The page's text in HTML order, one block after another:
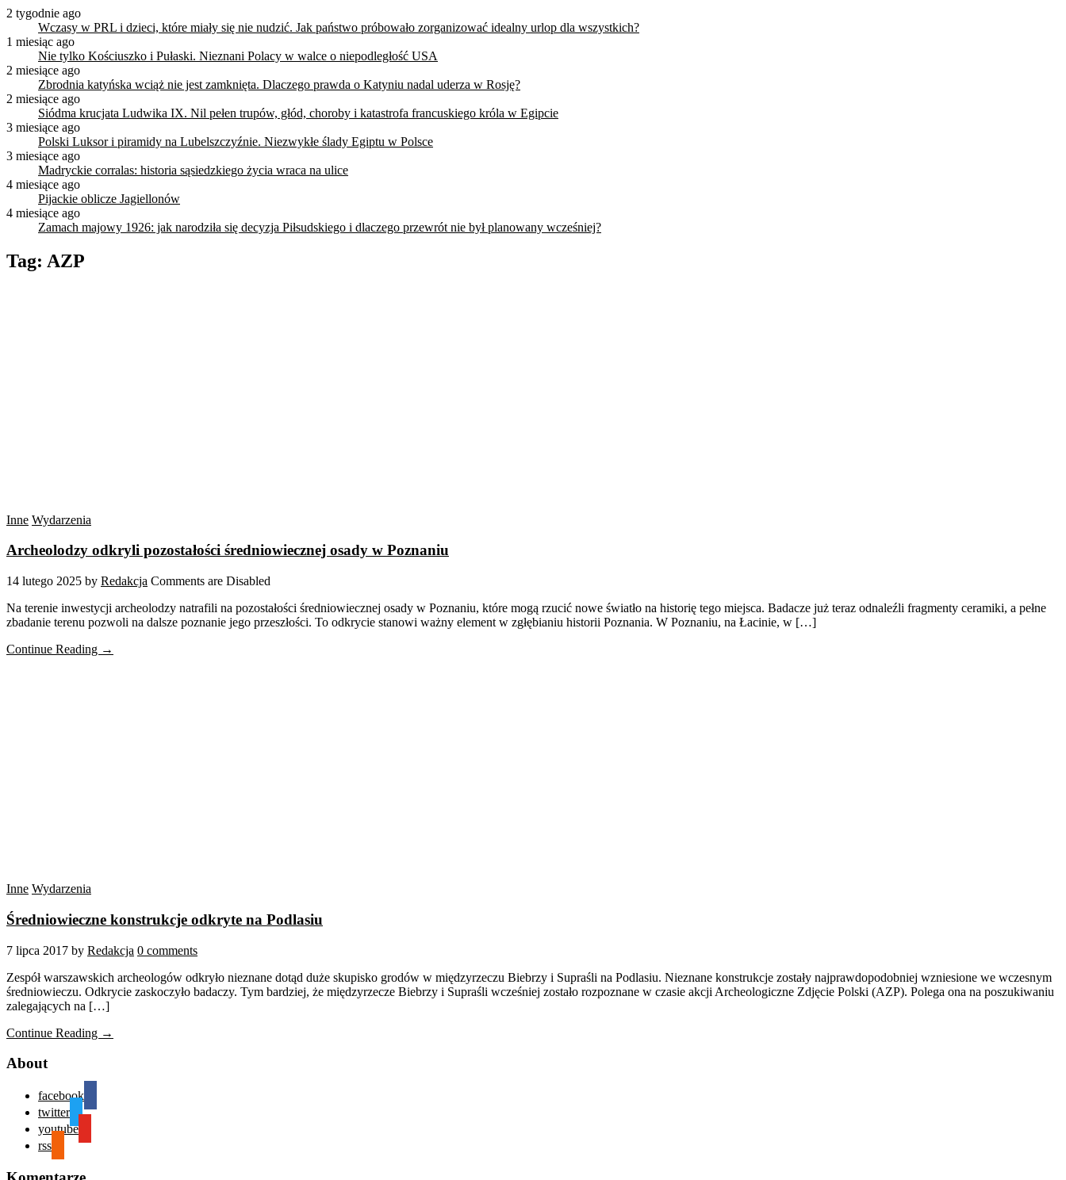
2 tygodnie ago
Wczasy w PRL i dzieci, które miały się nie nudzić. Jak państwo próbowało zorganizować idealny urlop dla wszystkich?
1 miesiąc ago
Nie tylko Kościuszko i Pułaski. Nieznani Polacy w walce o niepodległość USA
2 miesiące ago
Zbrodnia katyńska wciąż nie jest zamknięta. Dlaczego prawda o Katyniu nadal uderza w Rosję?
2 miesiące ago
Siódma krucjata Ludwika IX. Nil pełen trupów, głód, choroby i katastrofa francuskiego króla w Egipcie
3 miesiące ago
Polski Luksor i piramidy na Lubelszczyźnie. Niezwykłe ślady Egiptu w Polsce
3 miesiące ago
Madryckie corralas: historia sąsiedzkiego życia wraca na ulice
4 miesiące ago
Pijackie oblicze Jagiellonów
4 miesiące ago
Zamach majowy 1926: jak narodziła się decyzja Piłsudskiego i dlaczego przewrót nie był planowany wcześniej?
Tag: AZP
Inne Wydarzenia
Archeolodzy odkryli pozostałości średniowiecznej osady w Poznaniu
14 lutego 2025 by Redakcja Comments are Disabled
Na terenie inwestycji archeolodzy natrafili na pozostałości średniowiecznej osady w Poznaniu, które mogą rzucić nowe światło na historię tego miejsca. Badacze już teraz odnaleźli fragmenty ceramiki, a pełne
zbadanie terenu pozwoli na dalsze poznanie jego przeszłości. To odkrycie stanowi ważny element w zgłębianiu historii Poznania. W Poznaniu, na Łacinie, w […]
Continue Reading →
Inne Wydarzenia
Średniowieczne konstrukcje odkryte na Podlasiu
7 lipca 2017 by Redakcja 0 comments
Zespół warszawskich archeologów odkryło nieznane dotąd duże skupisko grodów w międzyrzeczu Biebrzy i Supraśli na Podlasiu. Nieznane konstrukcje zostały najprawdopodobniej wzniesione we wczesnym
średniowieczu. Odkrycie zaskoczyło badaczy. Tym bardziej, że międzyrzecze Biebrzy i Supraśli wcześniej zostało rozpoznane w czasie akcji Archeologiczne Zdjęcie Polski (AZP). Polega ona na poszukiwaniu
zalegających na […]
Continue Reading →
About
facebook
twitter
youtube
rss